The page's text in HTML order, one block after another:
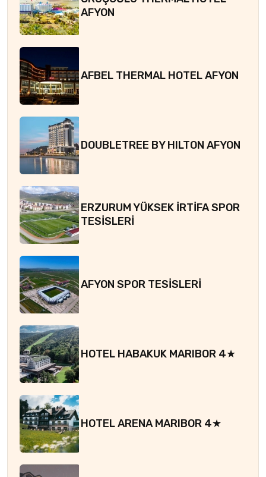
AFYON
AFBEL THERMAL HOTEL AFYON
DOUBLETREE BY HILTON AFYON
ERZURUM YÜKSEK İRTİFA SPOR
TESİSLERİ
AFYON SPOR TESİSLERİ
HOTEL HABAKUK MARIBOR 4★
HOTEL ARENA MARIBOR 4★